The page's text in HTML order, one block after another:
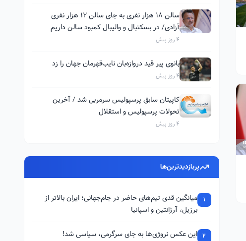
سالن ۱۸ هزار نفری به جای سالن ۱۲ هزار نفری
آزادی/ در بسکتبال و والیبال کمبود سالن داریم
4 روز پیش
بانوی پیر قید دروازه‌بان نایب‌قهرمان جهان را زد
4 روز پیش
کاپیتان سابق پرسپولیس سرمربی شد / آخرین
تحولات پرسپولیس و استقلال
4 روز پیش
پربازدیدترین‌ها
1
میانگین قدی تیم‌های حاضر در جام‌جهانی؛ ایران بالاتر از
برزیل، آرژانتین و اسپانیا
2 این عکس نروژی‌ها به جای سرگرمی، سیاسی شد!